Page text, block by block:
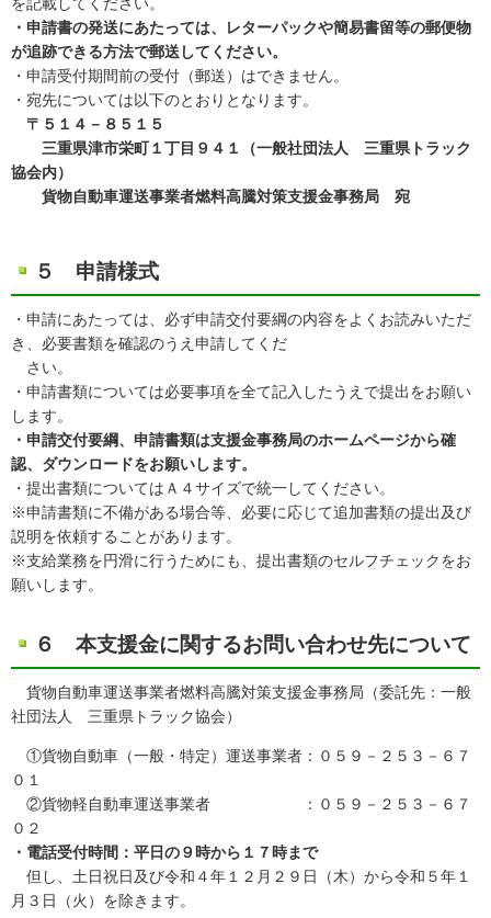
・申請書の発送にあたっては、レターパックや簡易書留等の郵便物
が追跡できる方法で郵送してください。
・申請受付期間前の受付（郵送）はできません。
・宛先については以下のとおりとなります。
〒５１４－８５１５
三重県津市栄町１丁目９４１（一般社団法人 三重県トラック
協会内）
貨物自動車運送事業者燃料高騰対策支援金事務局 宛
５ 申請様式
・申請にあたっては、必ず申請交付要綱の内容をよくお読みいただ
き、必要書類を確認のうえ申請してくだ
さい。
・申請書類については必要事項を全て記入したうえで提出をお願い
します。
・申請交付要綱、申請書類は支援金事務局のホームページから確
認、ダウンロードをお願いします。
・提出書類についてはＡ４サイズで統一してください。
※申請書類に不備がある場合等、必要に応じて追加書類の提出及び
説明を依頼することがあります。
※支給業務を円滑に行うためにも、提出書類のセルフチェックをお
願いします。
６ 本支援金に関するお問い合わせ先について
貨物自動車運送事業者燃料高騰対策支援金事務局（委託先：一般
社団法人 三重県トラック協会）
①貨物自動車（一般・特定）運送事業者：０５９－２５３－６７
０１
②貨物軽自動車運送事業者 ：０５９－２５３－６７
０２
・電話受付時間：平日の９時から１７時まで
但し、土日祝日及び令和４年１２月２９日（木）から令和５年１
月３日（火）を除きます。